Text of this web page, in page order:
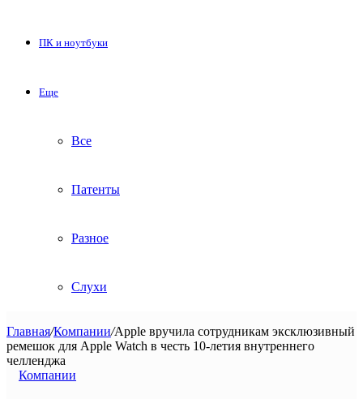
ПК и ноутбуки
Еще
Все
Патенты
Разное
Слухи
Главная/Компании/Apple вручила сотрудникам эксклюзивный
ремешок для Apple Watch в честь 10-летия внутреннего
челленджа
Компании